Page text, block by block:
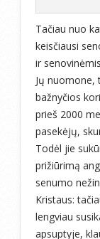
Tačiau nuo
keisčiausi
ir
Jų nuomone,
bažnyčios
prieš 2000
pasekėjų,
Todėl jie
prižiūrimą
senumo
Kristaus:
lengviau
apsuptyje,